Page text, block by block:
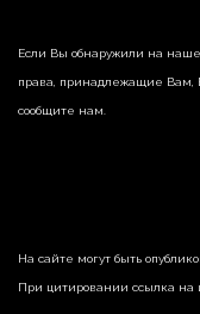
Если Вы обнаружили на
права, принадлежащие Вам,
сообщите нам.
На сайте могут быть
При цитировании ссылка на